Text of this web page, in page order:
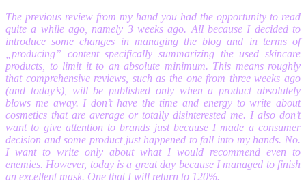
The previous review from my hand you had the opportunity to read
quite a while ago, namely 3 weeks ago. All because I decided to
introduce some changes in managing the blog and in terms of
„producing” content specifically summarizing the used skincare
products, to limit it to an absolute minimum. This means roughly
that comprehensive reviews, such as the one from three weeks ago
(and today’s), will be published only when a product absolutely
blows me away. I don’t have the time and energy to write about
cosmetics that are average or totally disinterested me. I also don’t
want to give attention to brands just because I made a consumer
decision and some product just happened to fall into my hands. No.
I want to write only about what I would recommend even to
enemies. However, today is a great day because I managed to finish
an excellent mask. One that I will return to 120%.